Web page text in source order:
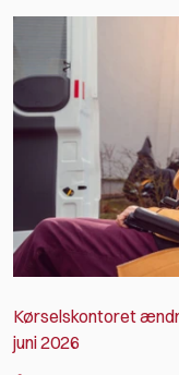
Kørselskontoret
juni 2026